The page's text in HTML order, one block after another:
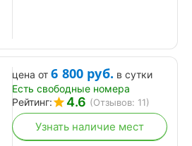
цена от 6 800 руб. в сутки
Есть свободные номера
Рейтинг:
4.6 (Отзывов: 11)
Узнать наличие мест
26
дней
Акция «Кавказское
долголетие», санаторий
«Долина нарзанов»
Кисловодск
от 08.03.2026 по 31.08.2026